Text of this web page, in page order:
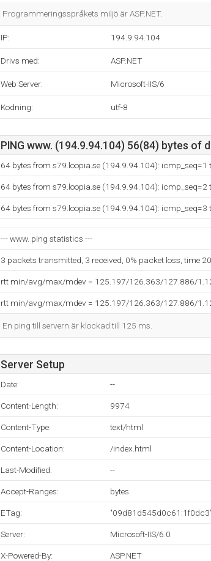
Programmeringsspråkets miljö är ASP.NET.
IP: 194.9.94.104
Drivs med: ASP.NET
Web Server: Microsoft-IIS/6
Kodning: utf-8
PING www. (194.9.94.104) 56(84) bytes of
64 bytes from s79.loopia.se (194.9.94.104): icmp_seq=1
64 bytes from s79.loopia.se (194.9.94.104): icmp_seq=2
64 bytes from s79.loopia.se (194.9.94.104): icmp_seq=3
--- www. ping statistics ---
3 packets transmitted, 3 received, 0% packet loss, time
rtt min/avg/max/mdev = 125.197/126.363/127.886/
rtt min/avg/max/mdev = 125.197/126.363/127.886/
En ping till servern är klockad till 125 ms.
Server Setup
Date: --
Content-Length: 9974
Content-Type: text/html
Content-Location: /index.html
Last-Modified: --
Accept-Ranges: bytes
ETag: "09d81d545d0c61:1f0dc3"
Server: Microsoft-IIS/6.0
X-Powered-By: ASP.NET